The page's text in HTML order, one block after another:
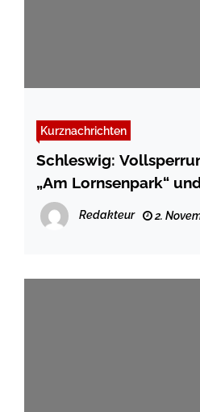
Kurznachrichten
Schleswig:
„Am Lornsenpark“
Weg“ – Königstr. –
Redakteur 2.